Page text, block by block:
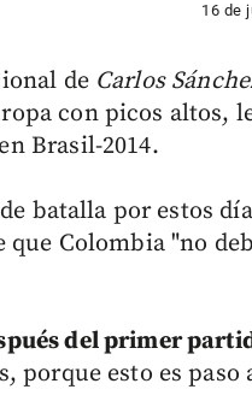
16 de
de Carlos
con picos altos,
Brasil-2014.
batalla por estos
que Colombia "no
del primer
porque esto es paso